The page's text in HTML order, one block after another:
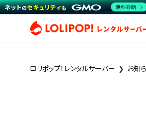
ロリポップ！レンタルサーバー お知
無料診断